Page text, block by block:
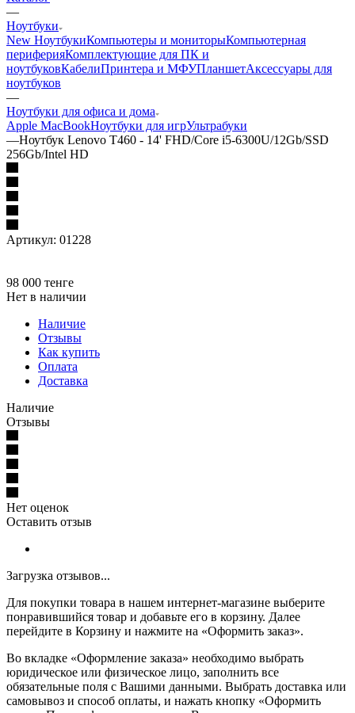
—
Ноутбуки
New НоутбукиКомпьютеры и мониторыКомпьютерная
периферияКомплектующие для ПК и
ноутбуковКабелиПринтера и МФУПланшетАксессуары для
ноутбуков
—
Ноутбуки для офиса и дома
Apple MacBookНоутбуки для игрУльтрабуки
—Ноутбук Lenovo T460 - 14' FHD/Core i5-6300U/12Gb/SSD
256Gb/Intel HD
Артикул: 01228
98 000 тенге
Нет в наличии
Наличие
Отзывы
Как купить
Оплата
Доставка
Наличие
Отзывы
Нет оценок
Оставить отзыв
Загрузка отзывов...
Для покупки товара в нашем интернет-магазине выберите
понравившийся товар и добавьте его в корзину. Далее
перейдите в Корзину и нажмите на «Оформить заказ».
Во вкладке «Оформление заказа» необходимо выбрать
юридическое или физическое лицо, заполнить все
обязательные поля с Вашими данными. Выбрать доставка или
самовывоз и способ оплаты, и нажать кнопку «Оформить